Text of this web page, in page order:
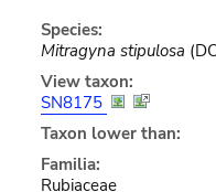
Species:
Mitragyna stipulosa
View taxon:
SN8175
Taxon lower than:
Familia:
Rubiaceae